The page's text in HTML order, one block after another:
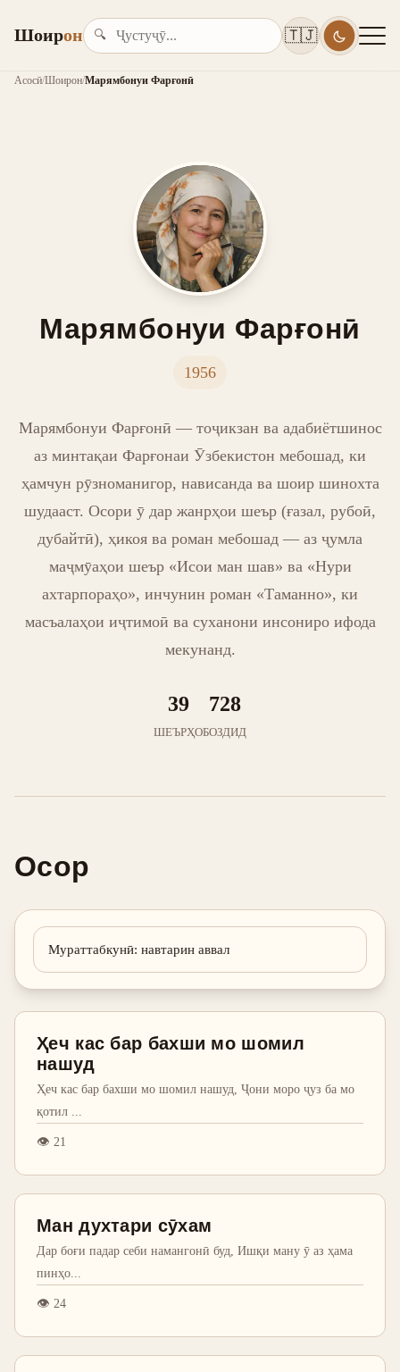
Шоирон 🔍 🇹🇯
Асосӣ/Шоирон/Марямбонуи Фарғонӣ
Марямбонуи Фарғонӣ
1956
Марямбонуи Фарғонӣ — тоҷикзан ва адабиётшинос
аз минтақаи Фарғонаи Ӯзбекистон мебошад, ки
ҳамчун рӯзноманигор, нависанда ва шоир шинохта
шудааст. Осори ӯ дар жанрҳои шеър (ғазал, рубоӣ,
дубайтӣ), ҳикоя ва роман мебошад — аз ҷумла
маҷмӯаҳои шеър «Исои ман шав» ва «Нури
ахтарпораҳо», инчунин роман «Таманно», ки
масъалаҳои иҷтимоӣ ва суханони инсониро ифода
мекунанд.
39
ШЕЪРҲО
728
БОЗДИД
Осор
Мураттабкунӣ: навтарин аввал
Ҳеч кас бар бахши мо шомил
нашуд
Ҳеч кас бар бахши мо шомил нашуд, Ҷони моро ҷуз ба мо
қотил
👁 21
Ман духтари сӯхам
Дар боғи падар себи намангонӣ буд, Ишқи ману ӯ аз ҳама
пинҳо
👁 24